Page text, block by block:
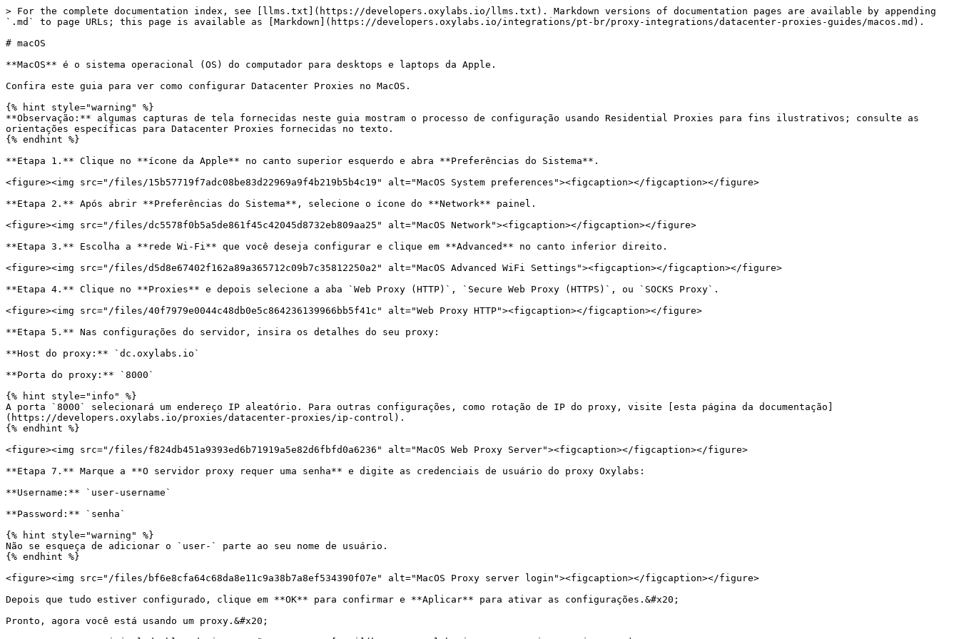
> For the complete documentation index, see [llms.txt](https://developers.oxylabs.io/llms.txt). Markdown versions of documentation pages are available by appending
`.md` to page URLs; this page is available as [Markdown](https://developers.oxylabs.io/integrations/pt-br/proxy-integrations/datacenter-proxies-guides/macos.md).
# macOS
**MacOS** é o sistema operacional (OS) do computador para desktops e laptops da Apple.
Confira este guia para ver como configurar Datacenter Proxies no MacOS.
{% hint style="warning" %}
**Observação:** algumas capturas de tela fornecidas neste guia mostram o processo de configuração usando Residential Proxies para fins ilustrativos; consulte as
orientações específicas para Datacenter Proxies fornecidas no texto.
{% endhint %}
**Etapa 1.** Clique no **ícone da Apple** no canto superior esquerdo e abra **Preferências do Sistema**.
<figure><img src="/files/15b57719f7adc08be83d22969a9f4b219b5b4c19" alt="MacOS System preferences"><figcaption></figcaption></figure>
**Etapa 2.** Após abrir **Preferências do Sistema**, selecione o ícone do **Network** painel.
<figure><img src="/files/dc5578f0b5a5de861f45c42045d8732eb809aa25" alt="MacOS Network"><figcaption></figcaption></figure>
**Etapa 3.** Escolha a **rede Wi-Fi** que você deseja configurar e clique em **Advanced** no canto inferior direito.
<figure><img src="/files/d5d8e67402f162a89a365712c09b7c35812250a2" alt="MacOS Advanced WiFi Settings"><figcaption></figcaption></figure>
**Etapa 4.** Clique no **Proxies** e depois selecione a aba `Web Proxy (HTTP)`, `Secure Web Proxy (HTTPS)`, ou `SOCKS Proxy`.
<figure><img src="/files/40f7979e0044c48db0e5c864236139966bb5f41c" alt="Web Proxy HTTP"><figcaption></figcaption></figure>
**Etapa 5.** Nas configurações do servidor, insira os detalhes do seu proxy:
**Host do proxy:** `dc.oxylabs.io`
**Porta do proxy:** `8000`
{% hint style="info" %}
A porta `8000` selecionará um endereço IP aleatório. Para outras configurações, como rotação de IP do proxy, visite [esta página da documentação]
(https://developers.oxylabs.io/proxies/datacenter-proxies/ip-control).
{% endhint %}
<figure><img src="/files/f824db451a9393ed6b71919a5e82d6fbfd0a6236" alt="MacOS Web Proxy Server"><figcaption></figcaption></figure>
**Etapa 7.** Marque a **O servidor proxy requer uma senha** e digite as credenciais de usuário do proxy Oxylabs:
**Username:** `user-username`
**Password:** `senha`
{% hint style="warning" %}
Não se esqueça de adicionar o `user-` parte ao seu nome de usuário.
{% endhint %}
<figure><img src="/files/bf6e8cfa64c68da8e11c9a38b7a8ef534390f07e" alt="MacOS Proxy server login"><figcaption></figcaption></figure>
Depois que tudo estiver configurado, clique em **OK** para confirmar e **Aplicar** para ativar as configurações.&#x20;
Pronto, agora você está usando um proxy.&#x20;